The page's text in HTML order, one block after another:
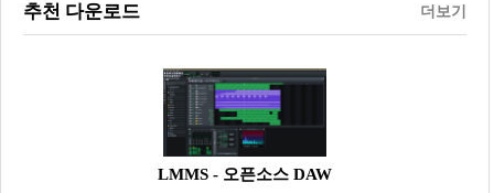
추천 다운로드 더보기
LMMS - 오픈소스 DAW